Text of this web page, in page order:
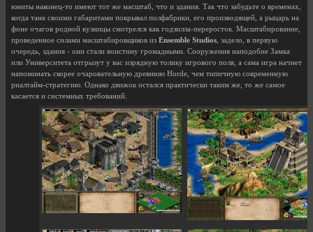
юниты наконец-то имеют тот же масштаб, что и здания. Так что забудьте о временах,
когда танк своими габаритами покрывал полфабрики, его производящей, а рыцарь на
фоне очагов родной кузницы смотрелся как годзилла-переросток. Масштабирование,
проведенное силами масштабировщиков из Ensemble Studios , задело, в первую
очередь, здания - они стали воистину громадными. Сооружения наподобие Замка
или Университета отгрызут у вас изрядную толику игрового поля, а сама игра начнет
напоминать скорее очаровательную древнюю Horde, чем типичную современную
риалтайм-стратегию. Однако движок остался практически таким же, то же самое
касается и системных требований.